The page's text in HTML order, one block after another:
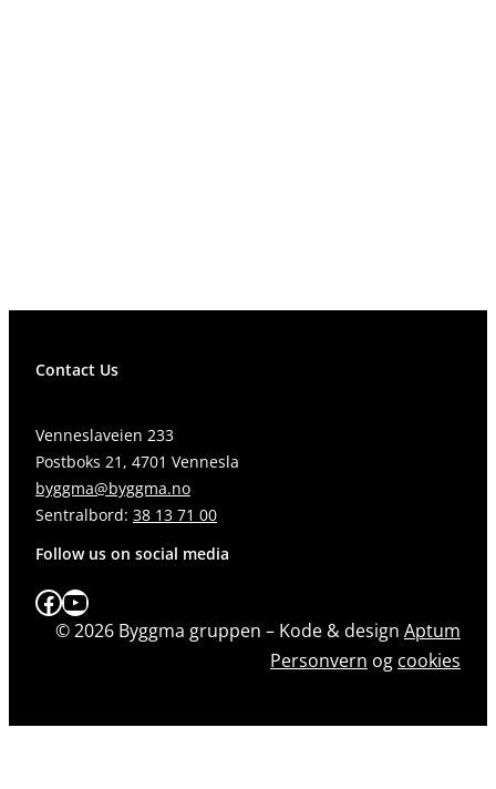
Contact Us
Venneslaveien 233
Postboks 21, 4701 Vennesla
byggma@byggma.no
Sentralbord: 38 13 71 00
Follow us on social media
Facebook YouTube
© 2026 Byggma gruppen – Kode & design Aptum
Personvern og cookies